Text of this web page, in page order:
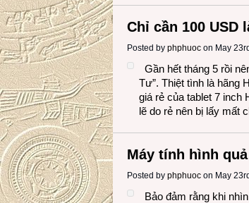
Chỉ cần 100 USD
Posted by phphuoc on May
Gần hết tháng 5 rồi
Tư”. Thiệt tình là hãng
giá rẻ của tablet 7 inch
lẽ do rẻ nên bị lấy mất
Máy tính hình
Posted by phphuoc on May
Bảo đảm rằng khi